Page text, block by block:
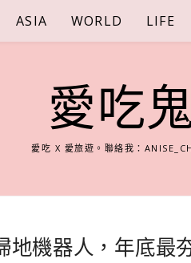
ASIA WORLD LIFE
愛吃
愛吃 X 愛旅遊。聯絡我：
機器人，年底最